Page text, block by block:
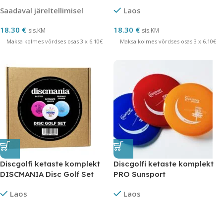
Saadaval järeltellimisel
18.30 € sis.KM
Maksa kolmes võrdses osas 3 x 6.10€
Laos
18.30 € sis.KM
Maksa kolmes võrdses osas 3 x 6.10€
Discgolfi ketaste komplekt
DISCMANIA Disc Golf Set
Laos
Discgolfi ketaste komplekt
PRO Sunsport
Laos